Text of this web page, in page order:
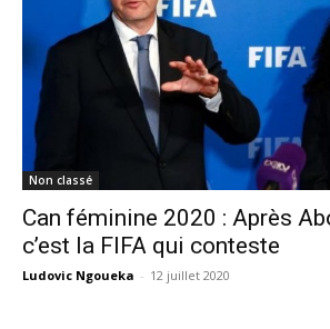
Non classé
Can féminine 2020 : Après
c’est la FIFA qui conteste
Ludovic Ngoueka - 12 juillet 2020